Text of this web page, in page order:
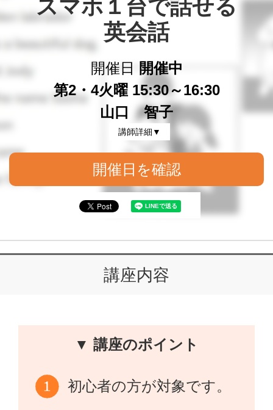
スマホ１台で話せる
英会話
開催日
開催中
第2・4火曜 15:30～16:30
山口 智子
講師詳細▼
開催日を確認
講座内容
▼ 講座のポイント
初心者の方が対象です。